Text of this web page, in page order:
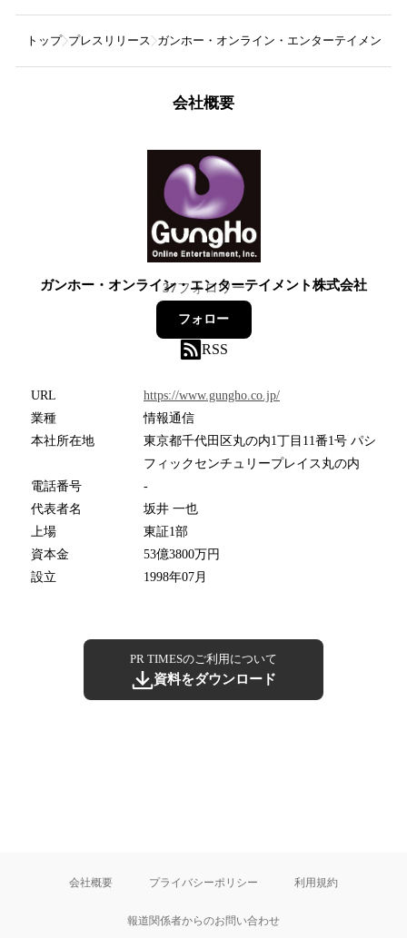
トップ プレスリリース ガンホー・オンライン・エンターテイメント
会社概要
ガンホー・オンライン・エンターテイメント株式会社
37フォロワー
フォロー
RSS
URL
https://www.gungho.co.jp/
業種
情報通信
本社所在地
東京都千代田区丸の内1丁目11番1号 パシ
フィックセンチュリープレイス丸の内
電話番号
-
代表者名
坂井 一也
上場
東証1部
資本金
53億3800万円
設立
1998年07月
PR TIMESのご利用について
資料をダウンロード
会社概要 プライバシーポリシー 利用規約
報道関係者からのお問い合わせ